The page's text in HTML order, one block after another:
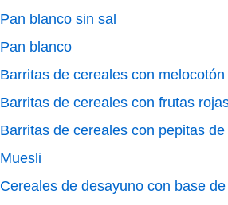
Pan blanco sin sal
Pan blanco
Barritas de cereales con
Barritas de cereales con frutas
Barritas de cereales con pepitas
Muesli
Cereales de desayuno con base